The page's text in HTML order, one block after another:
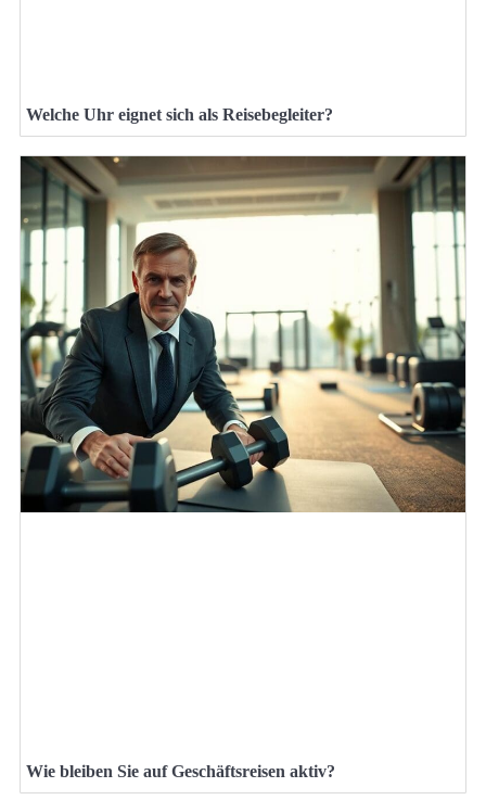
Welche Uhr eignet sich als Reisebegleiter?
Wie bleiben Sie auf Geschäftsreisen aktiv?